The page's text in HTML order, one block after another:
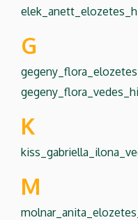
G
K
M